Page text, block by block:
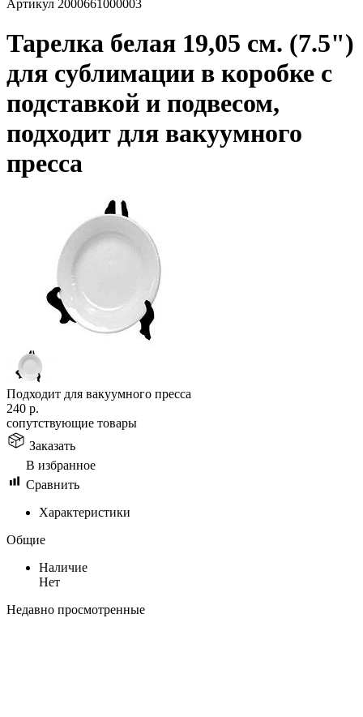
Артикул 2000661000003
Тарелка белая 19,05 см. (7.5")
для сублимации в коробке с
подставкой и подвесом,
подходит для вакуумного
пресса
Подходит для вакуумного пресса
240 р.
сопутствующие товары
Заказать
В избранное
Сравнить
Характеристики
Общие
Наличие
Нет
Недавно просмотренные